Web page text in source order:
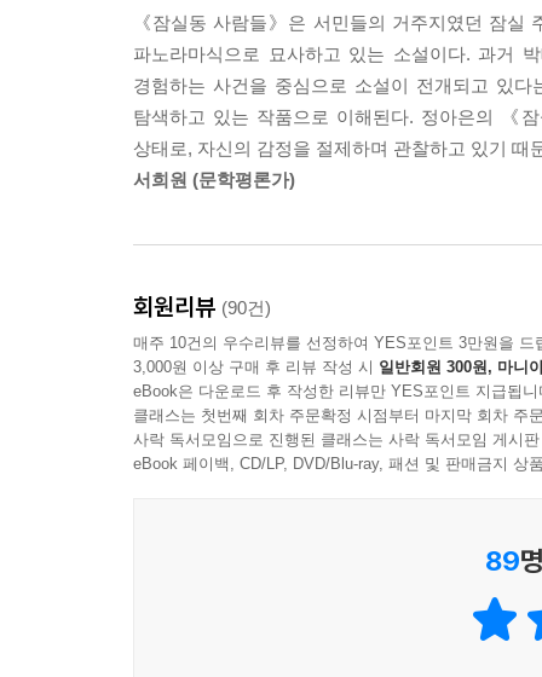
모든 것은 일상적이지만 문제가 없는 것은 아니다
다르게 말하자면, 그 일상이 문제다
《잠실동 사람들》의 중심에는 초등학교 2학년
무리해서 잠실 아파트로 들어오거나 미국 유
전전긍긍하면서도 자신의 미래를 포기하는 것이
못하는 자신이 안타깝다. 펼쳐진 탄탄대로를 버
나니 도저히 놓을 수가 없다. 보슬비가 내리기
방치한 채 모여 수다를 떠는 조선족 시터들의 모
친절하게 말한 뒤 앉아서 스마트폰에 고개를 처
그렇다면 나는 이제 의사로서 성장하기는 다 틀
해왔던 생각이 다시 머릿속을 채웠다. 영원히 결론
김승필과 잠실동에서 원주민으로 자란 학습지
한순간 모든 풍경이 변하는 사회의 속도는 개인
아파트에 살아본 적 없던 김승필은 자신도 모르던
《잠실동 사람들》은 서민들의 거주지였던 잠
파노라마식으로 묘사하고 있는 소설이다. 과거
경험하는 사건을 중심으로 소설이 전개되고 있
탐색하고 있는 작품으로 이해된다. 정아은의 《
상태로, 자신의 감정을 절제하며 관찰하고 있기 때
서희원 (문학평론가)
회원리뷰 (90건)
매주 10건의 우수리뷰를 선정하여 YES포인트 3만원을 드
3,000원 이상 구매 후 리뷰 작성 시 일반회원 300원, 마니
eBook은 다운로드 후 작성한 리뷰만 YES포인트 지급됩니
클래스는 첫번째 회차 주문확정 시점부터 마지막 회차 주
사락 독서모임으로 진행된 클래스는 사락 독서모임 게시
eBook 페이백, CD/LP, DVD/Blu-ray, 패션 및 판매금지 상
89